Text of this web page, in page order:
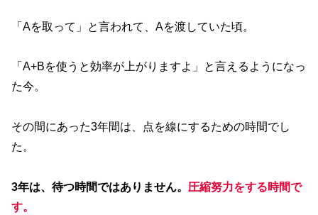
「Aを取って」と言われて、Aを渡していた頃。
「A+Bを使うと効率が上がりますよ」と言えるようになっ
た今。
その間にあった3年間は、点を線にするための時間でし
た。
3年は、待つ時間ではありません。 圧縮努力をする時間で
す。